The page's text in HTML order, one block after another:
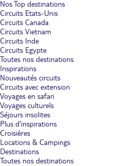
Nos Top destinations
Circuits Etats-Unis
Circuits Canada
Circuits Vietnam
Circuits Inde
Circuits Egypte
Toutes nos destinations
Inspirations
Nouveautés circuits
Circuits avec extension
Voyages en safari
Voyages culturels
Séjours insolites
Plus d'inspirations
Croisières
Locations & Campings
Destinations
Toutes nos destinations